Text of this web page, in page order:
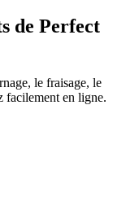
de Perfect
le fraisage, le
facilement en ligne.